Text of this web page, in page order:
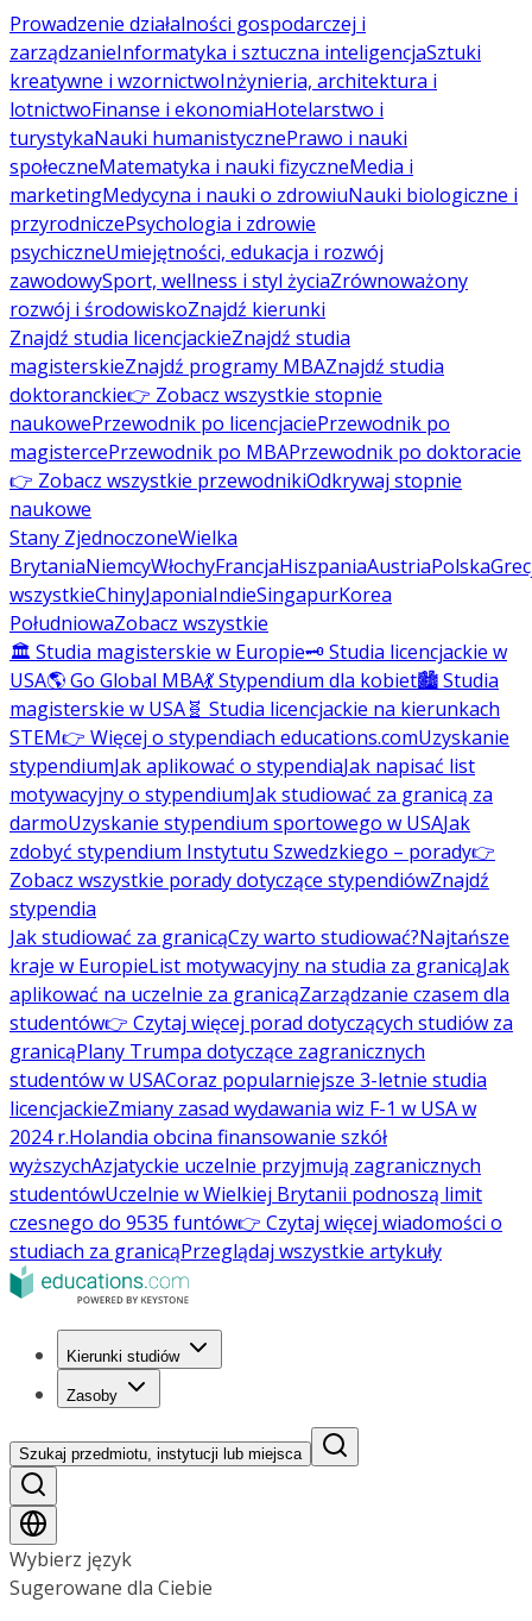
Prowadzenie działalności gospodarczej i
zarządzanieInformatyka i sztuczna inteligencjaSztuki
kreatywne i wzornictwoInżynieria, architektura i
lotnictwoFinanse i ekonomiaHotelarstwo i
turystykaNauki humanistycznePrawo i nauki
społeczneMatematyka i nauki fizyczneMedia i
marketingMedycyna i nauki o zdrowiuNauki biologiczne i
przyrodniczePsychologia i zdrowie
psychiczneUmiejętności, edukacja i rozwój
zawodowySport, wellness i styl życiaZrównoważony
rozwój i środowiskoZnajdź kierunki
Znajdź studia licencjackieZnajdź studia
magisterskieZnajdź programy MBAZnajdź studia
doktoranckie👉 Zobacz wszystkie stopnie
naukowePrzewodnik po licencjaciePrzewodnik po
magistercePrzewodnik po MBAPrzewodnik po doktoracie
👉 Zobacz wszystkie przewodnikiOdkrywaj stopnie
naukowe
Stany ZjednoczoneWielka
BrytaniaNiemcyWłochyFrancjaHiszpaniaAustriaPolska
wszystkieChinyJaponiaIndieSingapurKorea
PołudniowaZobacz wszystkie
🏛️ Studia magisterskie w Europie🗝️ Studia licencjackie w
USA🌎 Go Global MBA💃 Stypendium dla kobiet🏙️ Studia
magisterskie w USA🧬 Studia licencjackie na kierunkach
STEM👉 Więcej o stypendiach educations.comUzyskanie
stypendiumJak aplikować o stypendiaJak napisać list
motywacyjny o stypendiumJak studiować za granicą za
darmoUzyskanie stypendium sportowego w USAJak
zdobyć stypendium Instytutu Szwedzkiego – porady👉
Zobacz wszystkie porady dotyczące stypendiówZnajdź
stypendia
Jak studiować za granicąCzy warto studiować?Najtańsze
kraje w EuropieList motywacyjny na studia za granicąJak
aplikować na uczelnie za granicąZarządzanie czasem dla
studentów👉 Czytaj więcej porad dotyczących studiów za
granicąPlany Trumpa dotyczące zagranicznych
studentów w USACoraz popularniejsze 3-letnie studia
licencjackieZmiany zasad wydawania wiz F-1 w USA w
2024 r.Holandia obcina finansowanie szkół
wyższychAzjatyckie uczelnie przyjmują zagranicznych
studentówUczelnie w Wielkiej Brytanii podnoszą limit
czesnego do 9535 funtów👉 Czytaj więcej wiadomości o
studiach za granicąPrzeglądaj wszystkie artykuły
Kierunki studiów
Zasoby
Szukaj przedmiotu, instytucji lub miejsca
Wybierz język
Sugerowane dla Ciebie